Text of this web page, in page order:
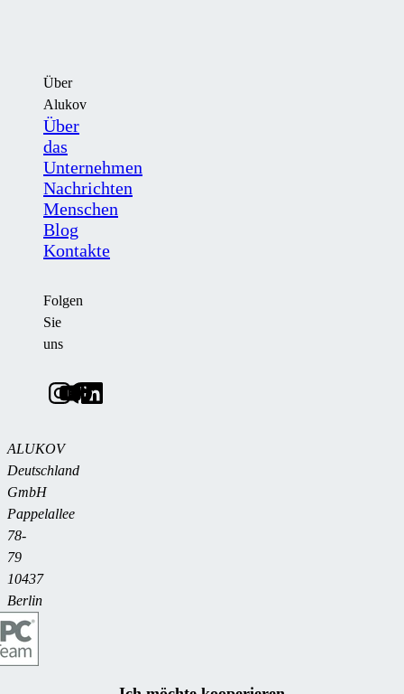
Über
Alukov
Über
das
Unternehmen
Nachrichten
Menschen
Blog
Kontakte
Folgen
Sie
uns
ALUKOV
Deutschland
GmbH
Pappelallee
78-
79
10437
Berlin